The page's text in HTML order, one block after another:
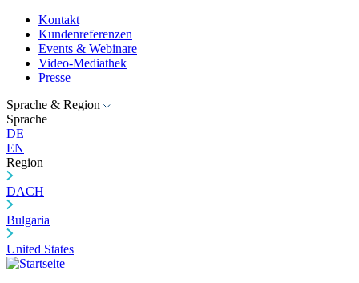
Kontakt
Kundenreferenzen
Events & Webinare
Video-Mediathek
Presse
Sprache & Region
Sprache
DE
EN
Region
DACH
Bulgaria
United States